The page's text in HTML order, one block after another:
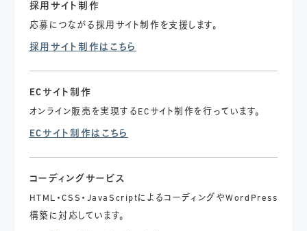
採用サイト制作
応募につながる採用サイト制作を支援します。
採用サイト制作はこちら
ECサイト制作
オンライン販売を実現するECサイト制作を行っています。
ECサイト制作はこちら
コーディングサービス
HTML・CSS・JavaScriptによるコーディングやWordPress
構築に対応しています。